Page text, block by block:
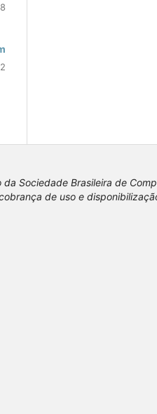
Sociedade Brasileira de
de uso e